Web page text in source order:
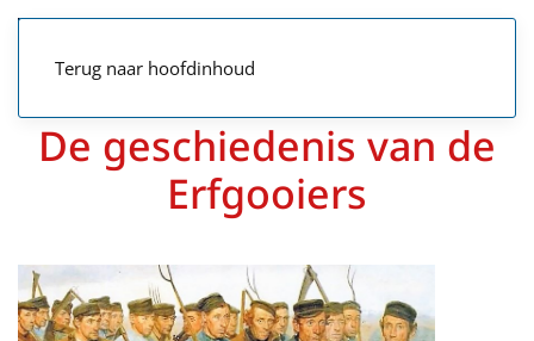
Terug naar hoofdinhoud
De geschiedenis van de
Erfgooiers